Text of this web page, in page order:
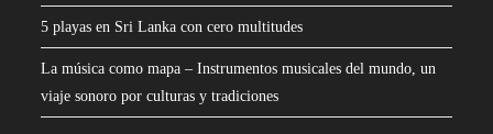
5 playas en Sri Lanka con cero multitudes
La música como mapa – Instrumentos musicales del mundo, un
viaje sonoro por culturas y tradiciones